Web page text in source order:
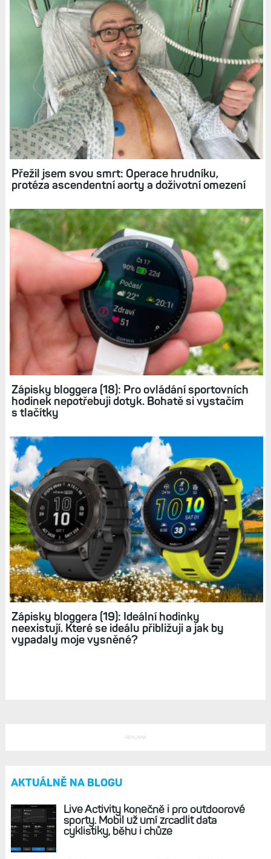
Elektrokolo: Návrat do sedla po úraze či
nemoci, ale i nástroj pro super zábavu
Přežil jsem svou smrt: Operace hrudníku,
protéza ascendentní aorty a doživotní omezení
Zápisky bloggera (18): Pro ovládání sportovních
hodinek nepotřebuji dotyk. Bohatě si vystačím
s tlačítky
neexistují. Které se ideálu přibližuji a jak by
vypadaly moje vysněné?